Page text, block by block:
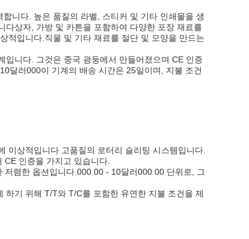
니다. 높은 품질의 라벨, 스티커 및 기타 인쇄물을 생
상자, 가방 및 카튼을 포함하여 다양한 포장 재료를
적입니다.직물 및 기타 재료를 절단 및 모양을 만드는
니다. 그것은 중국 광둥에서 만들어졌으며 CE 인증
달러000이 기계의 배송 시간은 25일이며, 지불 조건
이상적입니다 고품질의 로터리 슬리팅 시스템입니다.
인증을 가지고 있습니다.
렴한 옵션입니다.000.00 - 10달러000.00 단위로, 그
기 위해 T/T와 T/C를 포함한 유연한 지불 조건을 제